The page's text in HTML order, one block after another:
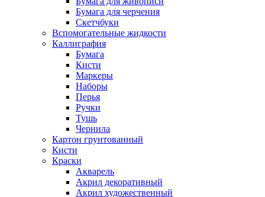
Бумага для черчения
Скетчбуки
Вспомогательные жидкости
Каллиграфия
Бумага
Кисти
Маркеры
Наборы
Перья
Ручки
Тушь
Чернила
Картон грунтованный
Кисти
Краски
Акварель
Акрил декоративный
Акрил художественный